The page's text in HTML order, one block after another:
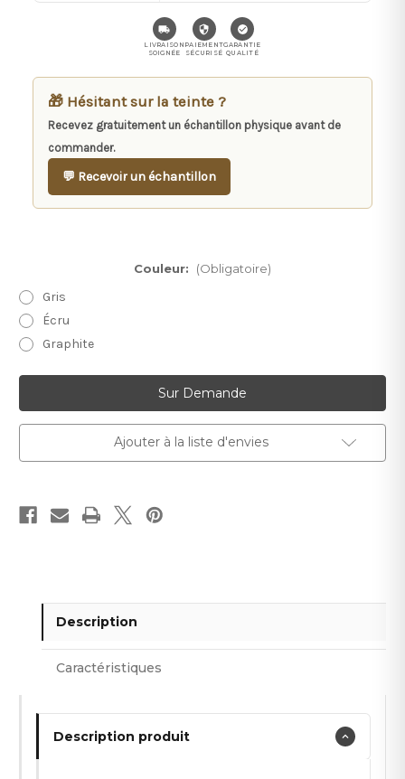
LIVRAISON
SOIGNÉE
PAIEMENT
SÉCURISÉ
GARANTIE
QUALITÉ
🎁 Hésitant sur la teinte ?
Recevez gratuitement un échantillon physique avant de
commander.
💬 Recevoir un échantillon
Couleur: (Obligatoire)
Gris
Écru
Graphite
Sur Demande
Ajouter à la liste d'envies
Description
Caractéristiques
Description produit